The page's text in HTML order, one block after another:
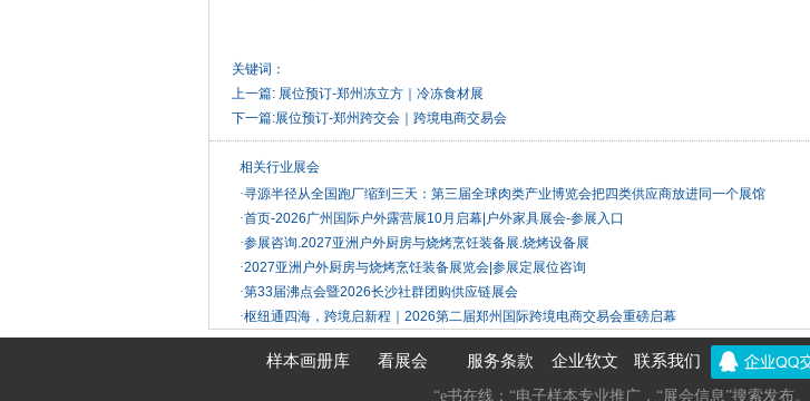
关键词：
上一篇: 展位预订-郑州冻立方｜冷冻食材展
下一篇:展位预订-郑州跨交会｜跨境电商交易会
相关行业展会
·寻源半径从全国跑厂缩到三天：第三届全球肉类产业博览会把四类供应商放进同一个展馆
·首页-2026广州国际户外露营展10月启幕|户外家具展会-参展入口
·参展咨询.2027亚洲户外厨房与烧烤烹饪装备展.烧烤设备展
·2027亚洲户外厨房与烧烤烹饪装备展览会|参展定展位咨询
·第33届沸点会暨2026长沙社群团购供应链展会
·枢纽通四海，跨境启新程｜2026第二届郑州国际跨境电商交易会重磅启幕
样本画册库 看展会 服务条款 企业软文 联系我们
“e书在线：“电子样本专业推广，“展会信息”搜索发布